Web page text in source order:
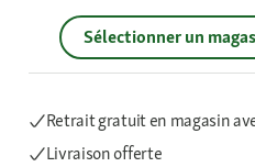
Sélectionner un
Retrait gratuit en magasin
Livraison offerte